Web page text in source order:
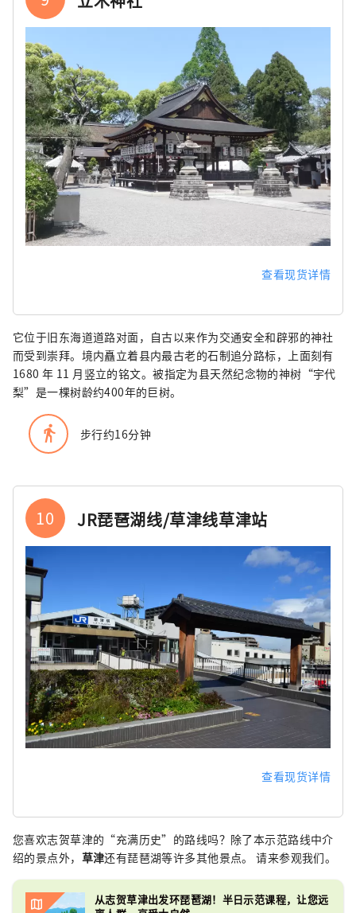
查看现货详情
它位于旧东海道道路对面，自古以来作为交通安全和辟邪的神社
而受到崇拜。境内矗立着县内最古老的石制追分路标，上面刻有
1680 年 11 月竖立的铭文。被指定为县天然纪念物的神树“宇代
梨”是一棵树龄约400年的巨树。
directions_walk 步行约16分钟
10 JR琵琶湖线/草津线草津站
查看现货详情
您喜欢志贺草津的“充满历史”的路线吗？除了本示范路线中介
绍的景点外， 草津还有琵琶湖等许多其他景点。 请来参观我们。
从志贺草津出发环琵琶湖！半日示范课程，让您远